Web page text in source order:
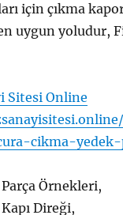
için çıkma
uygun yoludur,
Sitesi Online
cikma-yedek-
Örnekleri,
Direği,